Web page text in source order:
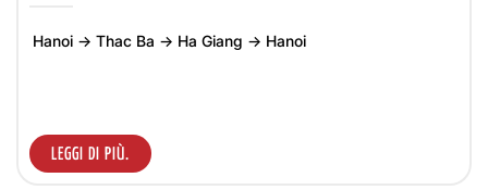
Hanoi -> Thac Ba -> Ha Giang -> Hanoi
LEGGI DI PIÙ.